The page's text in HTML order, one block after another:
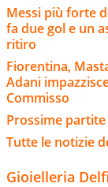
Messi più forte
fa due gol e un
ritiro
Fiorentina,
Adani
Commisso
Prossime
Tutte le notizie
Gioielleria